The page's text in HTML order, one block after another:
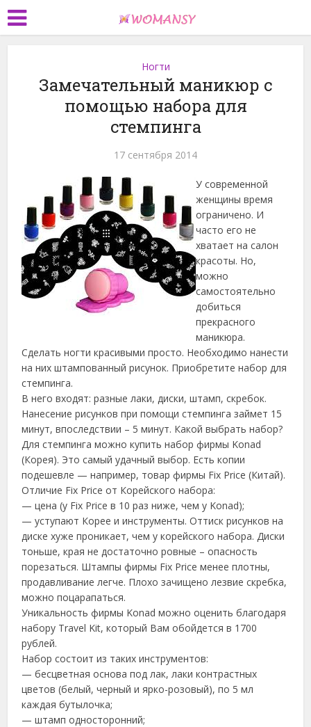
Ногти
Замечательный маникюр с
помощью набора для
стемпинга
17 сентября 2014
У современной
женщины время
ограничено. И
часто его не
хватает на салон
красоты. Но,
можно
самостоятельно
добиться
прекрасного
маникюра.
Сделать ногти красивыми просто. Необходимо нанести
на них штампованный рисунок. Приобретите набор для
стемпинга.
В него входят: разные лаки, диски, штамп, скребок.
Нанесение рисунков при помощи стемпинга займет 15
минут, впоследствии – 5 минут. Какой выбрать набор?
Для стемпинга можно купить набор фирмы Konad
(Корея). Это самый удачный выбор. Есть копии
подешевле — например, товар фирмы Fix Price (Китай).
Отличие Fix Price от Корейского набора:
— цена (у Fix Price в 10 раз ниже, чем у Konad);
— уступают Корее и инструменты. Оттиск рисунков на
диске хуже проникает, чем у корейского набора. Диски
тоньше, края не достаточно ровные – опасность
порезаться. Штампы фирмы Fix Price менее плотны,
продавливание легче. Плохо зачищено лезвие скребка,
можно поцарапаться.
Уникальность фирмы Konad можно оценить благодаря
набору Travel Kit, который Вам обойдется в 1700
рублей.
Набор состоит из таких инструментов:
— бесцветная основа под лак, лаки контрастных
цветов (белый, черный и ярко-розовый), по 5 мл
каждая бутылочка;
— штамп односторонний;